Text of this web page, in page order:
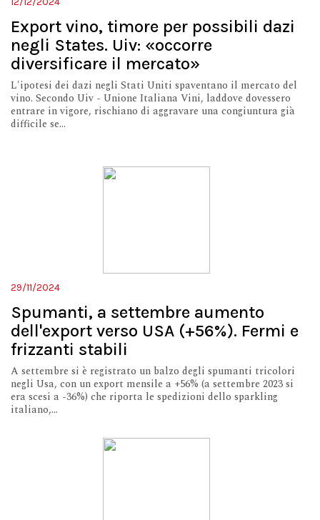
Export vino, timore per possibili dazi
negli States. Uiv: «occorre
diversificare il mercato»
L'ipotesi dei dazi negli Stati Uniti spaventano il mercato del
vino. Secondo Uiv - Unione Italiana Vini, laddove dovessero
entrare in vigore, rischiano di aggravare una congiuntura già
difficile se...
29/11/2024
Spumanti, a settembre aumento
dell'export verso USA (+56%). Fermi e
frizzanti stabili
A settembre si è registrato un balzo degli spumanti tricolori
negli Usa, con un export mensile a +56% (a settembre 2023 si
era scesi a -36%) che riporta le spedizioni dello sparkling
italiano,...